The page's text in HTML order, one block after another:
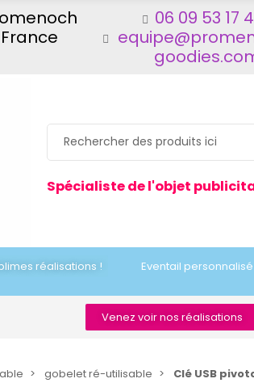
06 09 53 17
Spécialiste de l'objet
réalisations ! Eventail personnalisé
Venez voir nos réalisations
gobelet ré-utilisable Clé USB